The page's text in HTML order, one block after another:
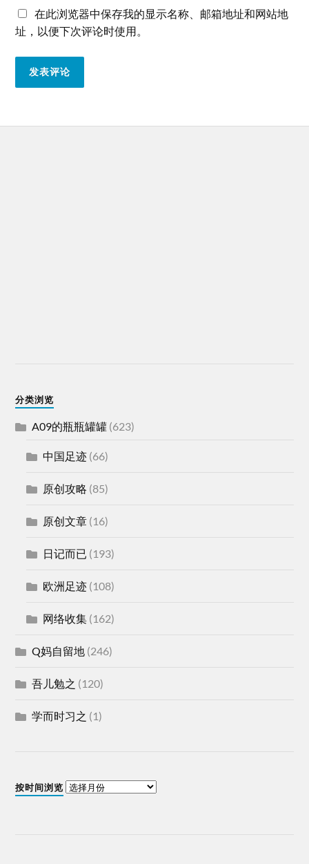
在此浏览器中保存我的显示名称、邮箱地址和网站地
址，以便下次评论时使用。
分类浏览
A09的瓶瓶罐罐 (623)
中国足迹 (66)
原创攻略 (85)
原创文章 (16)
日记而已 (193)
欧洲足迹 (108)
网络收集 (162)
Q妈自留地 (246)
吾儿勉之 (120)
学而时习之 (1)
按时间浏览